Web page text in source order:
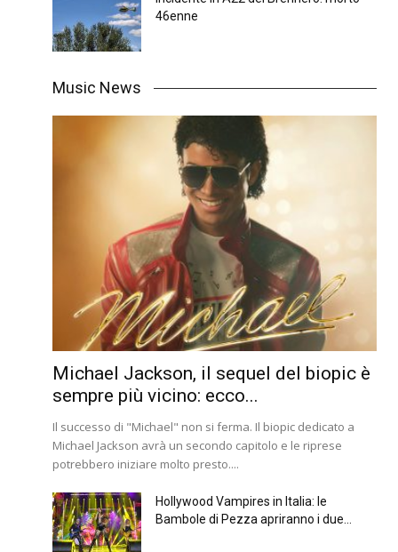
46enne
Music News
Michael Jackson, il sequel del biopic è
sempre più vicino: ecco...
Il successo di "Michael" non si ferma. Il biopic dedicato a
Michael Jackson avrà un secondo capitolo e le riprese
potrebbero iniziare molto presto....
Hollywood Vampires in Italia: le
Bambole di Pezza apriranno i due...